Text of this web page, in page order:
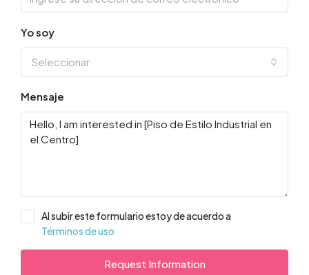
Yo soy
Seleccionar
Mensaje
Al subir este formulario estoy de acuerdo a
Términos de uso
Request Information